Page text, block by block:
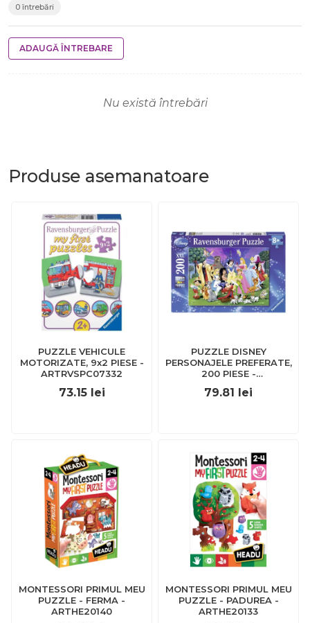
0 întrebări
ADAUGĂ ÎNTREBARE
Nu există întrebări
Produse asemanatoare
PUZZLE VEHICULE
MOTORIZATE, 9x2 PIESE -
ARTRVSPC07332
73.15 lei
PUZZLE DISNEY
PERSONAJELE PREFERATE,
200 PIESE -
79.81 lei
MONTESSORI PRIMUL MEU
PUZZLE - FERMA -
ARTHE20140
MONTESSORI PRIMUL MEU
PUZZLE - PADUREA -
ARTHE20133